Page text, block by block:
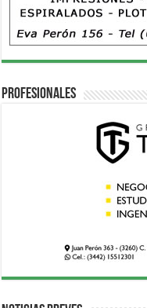
Profesionales